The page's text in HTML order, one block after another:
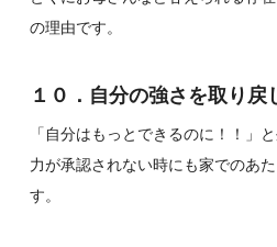
の理由です。
１０．自分の強さを取り戻
「自分はもっとできるのに！！」
力が承認されない時にも家でのあ
す。